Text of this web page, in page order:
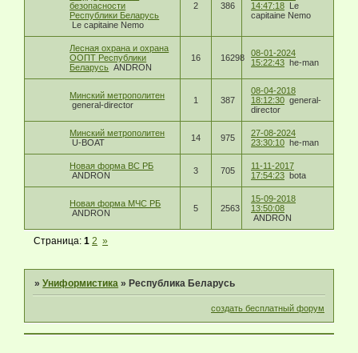
безопасности
Республики Беларусь
Le capitaine Nemo
2 386
14:47:18 Le
capitaine Nemo
Лесная охрана и охрана
ООПТ Республики
Беларусь ANDRON
16 16298
08-01-2024
15:22:43 he-man
Минский метрополитен
general-director
1 387
08-04-2018
18:12:30 general-
director
Минский метрополитен
U-BOAT
14 975
27-08-2024
23:30:10 he-man
Новая форма ВС РБ
ANDRON
3 705
11-11-2017
17:54:23 bota
Новая форма МЧС РБ
ANDRON
5 2563
15-09-2018
13:50:08
ANDRON
Страница:1 2 »
»Униформистика »Республика Беларусь
создать бесплатный форум